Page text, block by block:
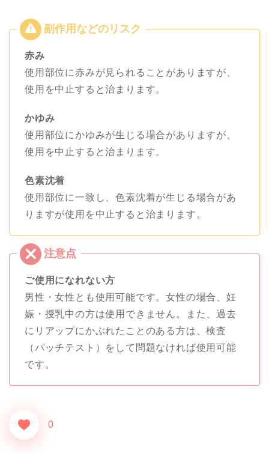
赤み
使用部位に赤みが見られることがありますが、
使用を中止すると治まります。
かゆみ
使用部位にかゆみが生じる場合がありますが、
使用を中止すると治まります。
色素沈着
使用部位に一致し、色素沈着が生じる場合があ
りますが使用を中止すると治まります。
ご使用になれない方
男性・女性とも使用可能です。女性の場合、妊
娠・授乳中の方は使用できません。また、過去
にリアップにかぶれたことのある方は、検査
（パッチテスト）をして問題なければ使用可能
です。
0